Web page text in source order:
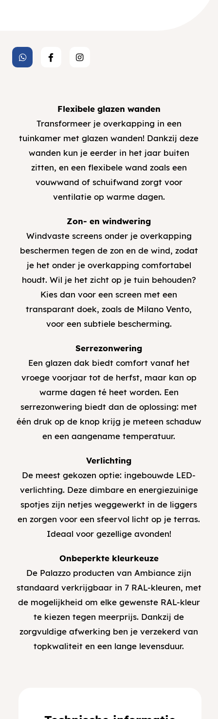
Flexibele glazen wanden
Transformeer je overkapping in een
tuinkamer met glazen wanden! Dankzij deze
wanden kun je eerder in het jaar buiten
zitten, en een flexibele wand zoals een
vouwwand of schuifwand zorgt voor
ventilatie op warme dagen.
Zon- en windwering
Windvaste screens onder je overkapping
beschermen tegen de zon en de wind, zodat
je het onder je overkapping comfortabel
houdt. Wil je het zicht op je tuin behouden?
Kies dan voor een screen met een
transparant doek, zoals de Milano Vento,
voor een subtiele bescherming.
Serrezonwering
Een glazen dak biedt comfort vanaf het
vroege voorjaar tot de herfst, maar kan op
warme dagen té heet worden. Een
serrezonwering biedt dan de oplossing: met
één druk op de knop krijg je meteen schaduw
en een aangename temperatuur.
Verlichting
De meest gekozen optie: ingebouwde LED-
verlichting. Deze dimbare en energiezuinige
spotjes zijn netjes weggewerkt in de liggers
en zorgen voor een sfeervol licht op je terras.
Ideaal voor gezellige avonden!
Onbeperkte kleurkeuze
De Palazzo producten van Ambiance zijn
standaard verkrijgbaar in 7 RAL-kleuren, met
de mogelijkheid om elke gewenste RAL-kleur
te kiezen tegen meerprijs. Dankzij de
zorgvuldige afwerking ben je verzekerd van
topkwaliteit en een lange levensduur.